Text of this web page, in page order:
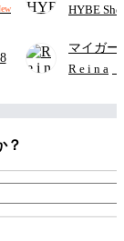
HYBE
8
マイガ
R e i n a
？